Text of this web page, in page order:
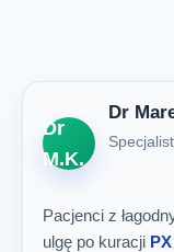
Dr
M.K.
Dr
Pacjenci z
ulgę po kuracji